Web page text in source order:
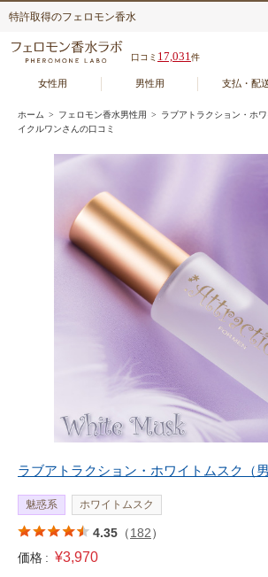
特許取得のフェロモン香水
口コミ 17,031件
女性用 男性用 支払・配
ホーム > フェロモン香水男性用 > ラブアトラクション・ホ
イクルワンさんの口コミ
ラブアトラクション・ホワイトムスク（男
魅惑系 ホワイトムスク
4.35 （182）
価格 : ¥3,970